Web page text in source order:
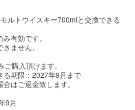
ルトウイスキー700mlと交換できる
有効です。
ません。
購入頂けます。
る期限：2027年9月まで
はご返金致します。
9月